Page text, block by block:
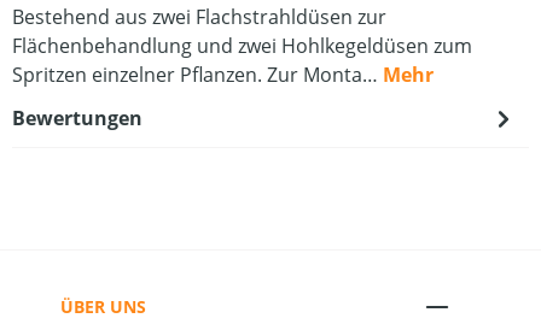
Bestehend aus zwei Flachstrahldüsen zur
Flächenbehandlung und zwei Hohlkegeldüsen zum
Spritzen einzelner Pflanzen. Zur Monta… Mehr
Bewertungen
ÜBER UNS